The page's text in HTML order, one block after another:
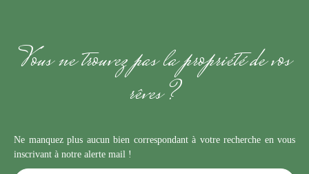
Vous ne trouvez pas la propriété de vos
rêves ?
Ne manquez plus aucun bien correspondant à votre recherche en vous
inscrivant à notre alerte mail !